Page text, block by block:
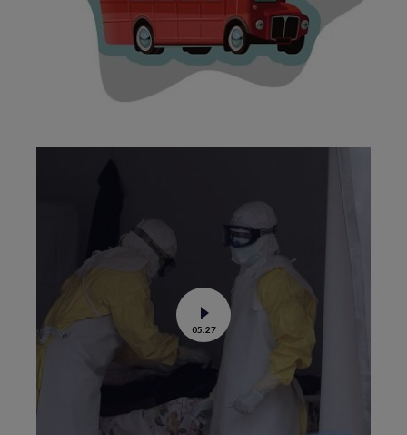
Voir
la
vidéo
Ebola
RDC
:
pourquoi
l’épidémie
05:27